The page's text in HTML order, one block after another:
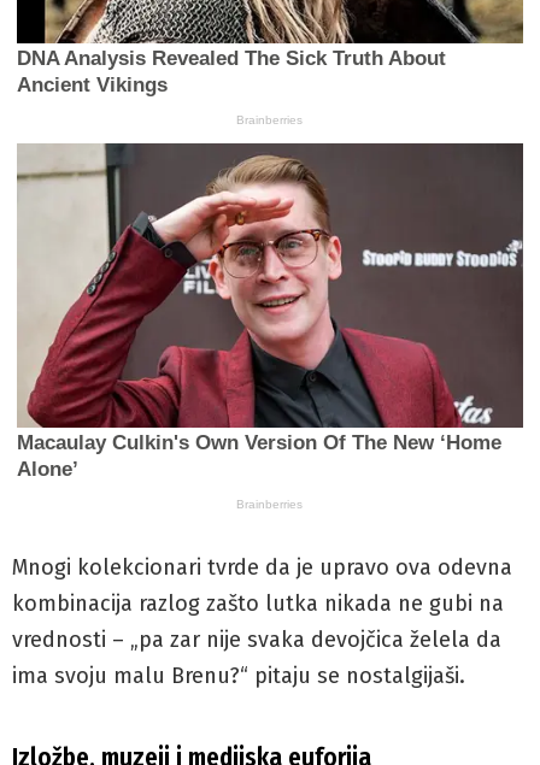
Mnogi kolekcionari tvrde da je upravo ova odevna
kombinacija razlog zašto lutka nikada ne gubi na
vrednosti – „pa zar nije svaka devojčica želela da
ima svoju malu Brenu?“ pitaju se nostalgijaši.
Izložbe, muzeji i medijska euforija